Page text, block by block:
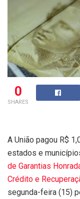
0
SHARES
A União pagou R$
estados e
de Garantias
Crédito e
segunda-feira (15)